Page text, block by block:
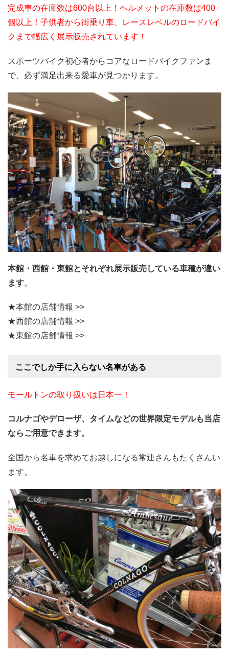
完成車の在庫数は600台以上！ヘルメットの在庫数は400
個以上！子供者から街乗り車、レースレベルのロードバイ
クまで幅広く展示販売されています！
スポーツバイク初心者からコアなロードバイクファンま
で、必ず満足出来る愛車が見つかります。
本館・西館・東館とそれぞれ展示販売している車種が違い
ます。
★本館の店舗情報 >>
★西館の店舗情報 >>
★東館の店舗情報 >>
ここでしか手に入らない名車がある
モールトンの取り扱いは日本一！
コルナゴやデローザ、タイムなどの世界限定モデルも当店
ならご用意できます。
全国から名車を求めてお越しになる常連さんもたくさんい
ます。